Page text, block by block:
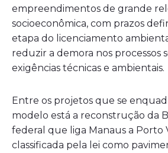
empreendimentos de grande
socioeconômica, com prazos
etapa do licenciamento
reduzir a demora nos processos
exigências técnicas e ambientais.
Entre os projetos que se
modelo está a reconstrução da
federal que liga Manaus a Porto
classificada pela lei como